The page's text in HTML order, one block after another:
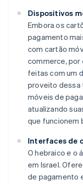
Dispositivos
Embora os
pagamento
com cartão
commerce, por
feitas com um
proveito dessa
móveis de
atualizando
que funcionem
Interfaces de
O hebraico e o
em Israel.
de pagamento